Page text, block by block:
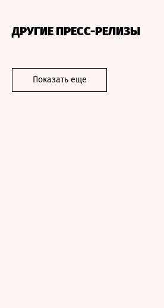
ДРУГИЕ ПРЕСС-РЕЛИЗЫ
Показать еще